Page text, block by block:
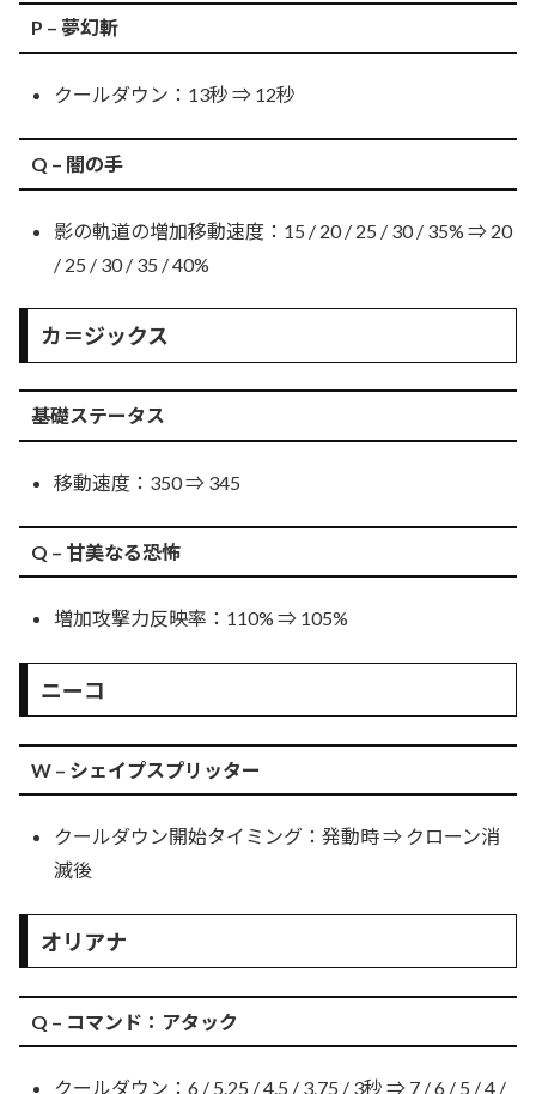
P – 夢幻斬
クールダウン：13秒 ⇒ 12秒
Q – 闇の手
影の軌道の増加移動速度：15 / 20 / 25 / 30 / 35% ⇒ 20
/ 25 / 30 / 35 / 40%
カ＝ジックス
基礎ステータス
移動速度：350 ⇒ 345
Q – 甘美なる恐怖
増加攻撃力反映率：110% ⇒ 105%
ニーコ
W – シェイプスプリッター
クールダウン開始タイミング：発動時 ⇒ クローン消
滅後
オリアナ
Q – コマンド：アタック
クールダウン：6 / 5.25 / 4.5 / 3.75 / 3秒 ⇒ 7 / 6 / 5 / 4 /